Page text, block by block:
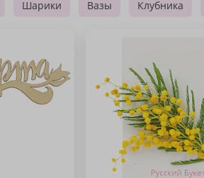
Шарики Вазы Клубника